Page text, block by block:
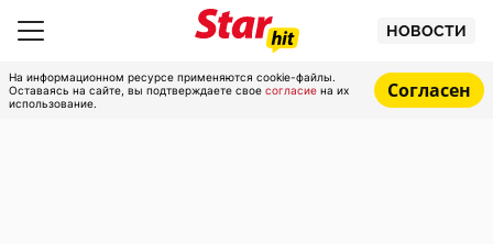
НОВОСТИ
На информационном ресурсе применяются cookie-файлы.
Оставаясь на сайте, вы подтверждаете свое согласие на их
использование.
Согласен